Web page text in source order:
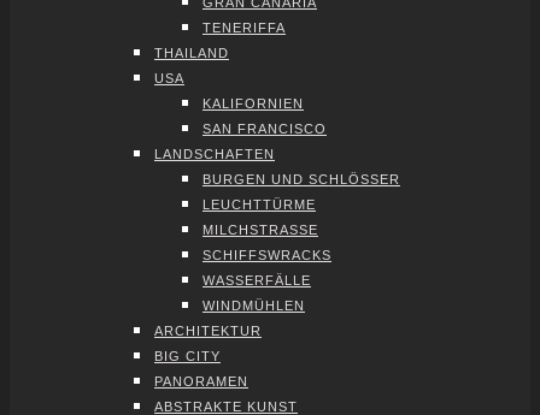
TENE­RIF­FA
THAI­LAND
USA
KALI­FOR­NI­EN
SAN FRAN­CIS­CO
LAND­SCHAF­TEN
BUR­GEN UND SCHLÖS­SER
LEUCHT­TÜR­ME
MILCH­STRAS­SE
SCHIFFS­WRACKS
WAS­SER­FÄL­LE
WIND­MÜH­LEN
ARCHI­TEK­TUR
BIG CITY
PAN­ORA­MEN
ABS­TRAK­TE KUNST